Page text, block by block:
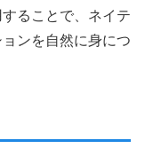
ることで、ネイテ
ンを自然に身につ